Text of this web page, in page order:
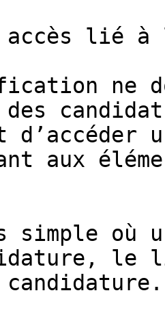
accès lié à
ne
des
d’accéder
aux
simple où
le